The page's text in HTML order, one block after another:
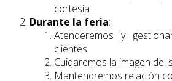
cortesía
Durante la feria:
Atenderemos y
clientes
Cuidaremos la imagen del
Mantendremos relación